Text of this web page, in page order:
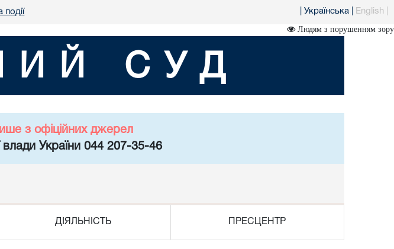
події Українська English
Людям з порушенням зору
СУД
з офіційних джерел
України 044 207-35-46
ДІЯЛЬНІСТЬ ПРЕСЦЕНТР